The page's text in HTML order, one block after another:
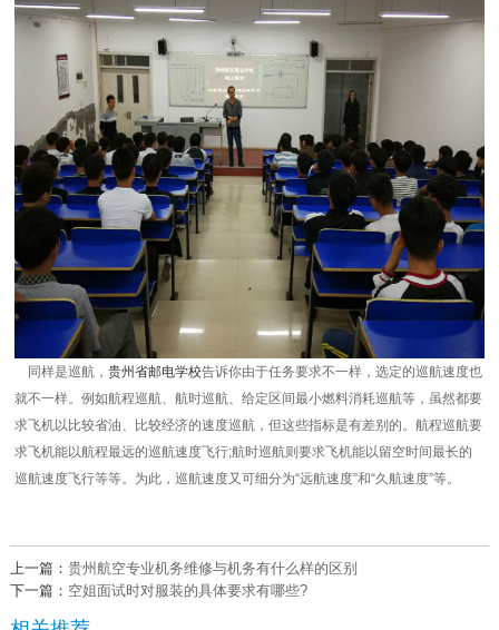
同样是巡航，贵州省邮电学校告诉你由于任务要求不一样，选定的巡航速度也
就不一样。例如航程巡航、航时巡航、给定区间最小燃料消耗巡航等，虽然都要
求飞机以比较省油、比较经济的速度巡航，但这些指标是有差别的。航程巡航要
求飞机能以航程最远的巡航速度飞行;航时巡航则要求飞机能以留空时间最长的
巡航速度飞行等等。为此，巡航速度又可细分为“远航速度”和“久航速度”等。
上一篇： 贵州航空专业机务维修与机务有什么样的区别
下一篇： 空姐面试时对服装的具体要求有哪些?